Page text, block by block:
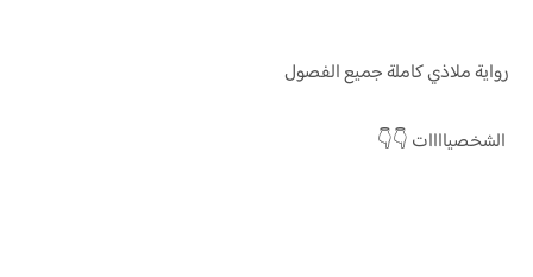
رواية ملاذي كاملة جميع الفصول
الشخصياااات 👇👇